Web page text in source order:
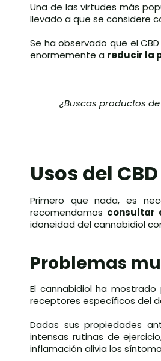
Una de las virtudes más
llevado a que se considere
Se ha observado que el
enormemente a reducir la
¿Buscas productos
Usos del
Primero que nada, es
recomendamos consultar
idoneidad del cannabidiol
Problemas
El cannabidiol ha
receptores específicos del
Dadas sus propiedades
intensas rutinas de
inflamación alivia los